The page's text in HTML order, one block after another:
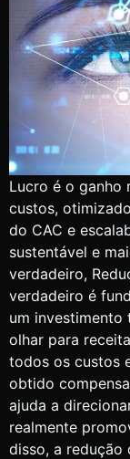
Lucro é o ganho
custos,
do CAC e
sustentável e
verdadeiro,
verdadeiro é
um investimento
olhar para
todos os custos
obtido
ajuda a
realmente
disso, a redução